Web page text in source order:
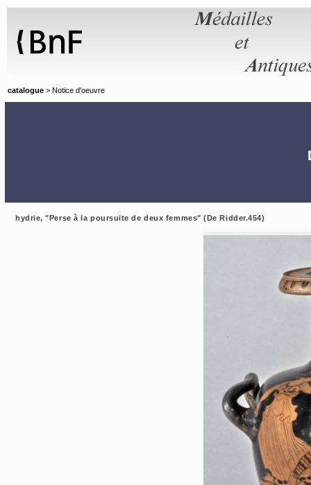
catalogue > Notice d'oeuvre
hydrie, "Perse à la poursuite de deux femmes" (De Ridder.454)